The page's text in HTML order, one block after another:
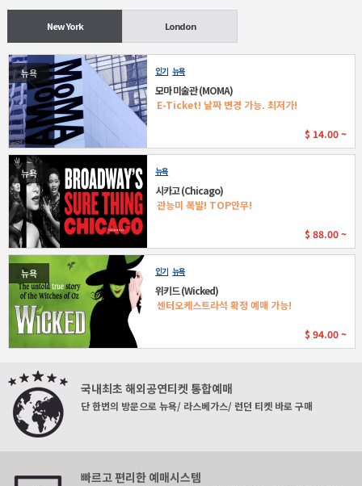
New York London
뉴욕 인기 뉴욕
모마 미술관 (MOMA)
E-Ticket! 날짜 변경 가능. 최저가!
$ 14.00 ~
뉴욕 뉴욕
시카고 (Chicago)
관능미 폭발! TOP안무!
$ 88.00 ~
뉴욕 인기 뉴욕
위키드 (Wicked)
센터오케스트라석 확정 예매 가능!
$ 94.00 ~
국내최초 해외공연티켓 통합예매
단 한번의 방문으로 뉴욕/ 라스베가스/ 런던 티켓 바로 구매
빠르고 편리한 예매시스템